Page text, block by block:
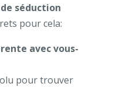
séduction
pour cela:
avec vous-
pour trouver